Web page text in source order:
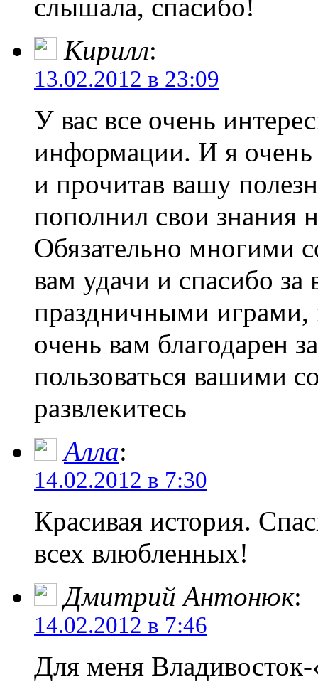
слышала, спасибо!
Кирилл:
13.02.2012 в 23:09
У вас все очень
информации. И я очень
и прочитав вашу
пополнил свои знания
Обязательно многими
вам удачи и спасибо за
праздничными играми,
очень вам благодарен
пользоваться вашими
развлекитесь
Алла:
14.02.2012 в 7:30
Красивая история.
всех влюбленных!
Дмитрий Антонюк:
14.02.2012 в 7:46
Для меня